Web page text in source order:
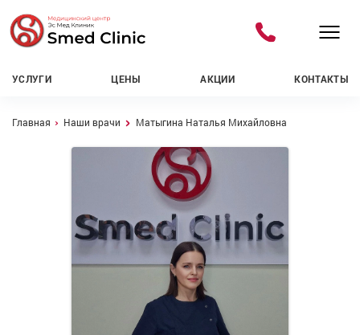
УСЛУГИ ЦЕНЫ АКЦИИ КОНТАКТЫ
Навигационная цепочка
Главная Наши врачи Матыгина Наталья Михайловна